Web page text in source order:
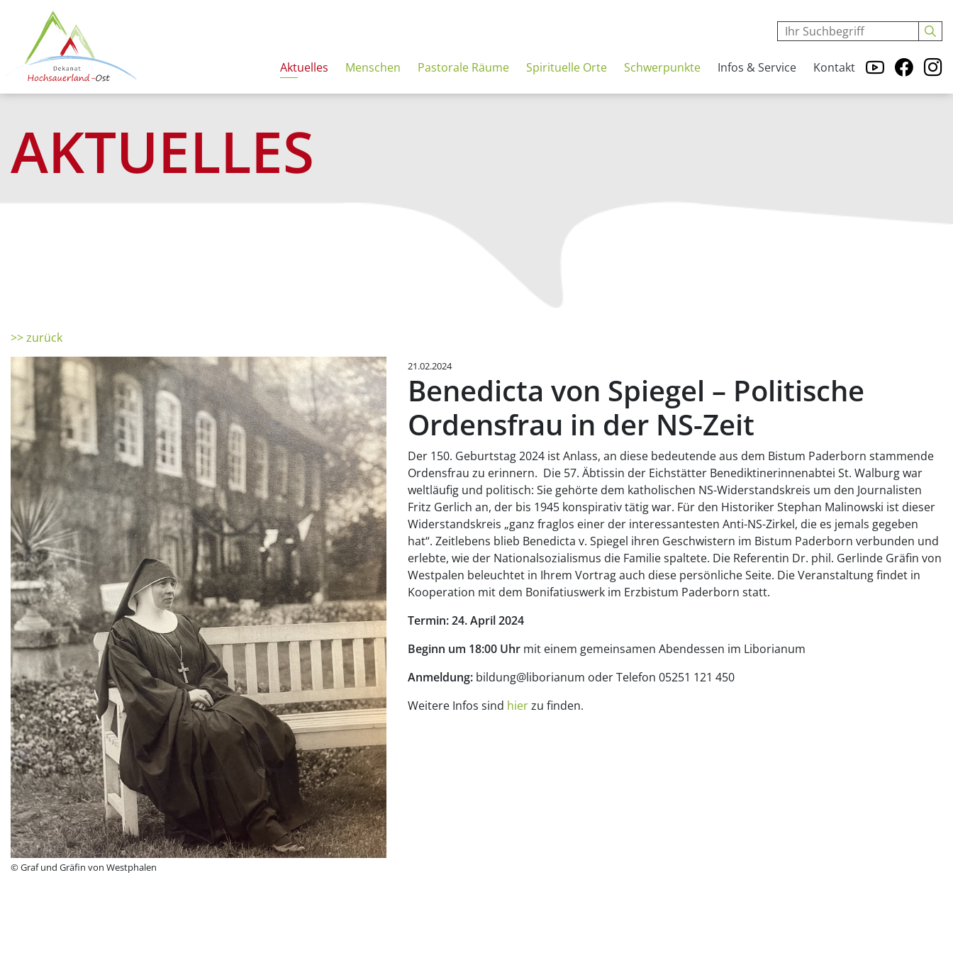
Aktuelles Menschen Pastorale Räume Spirituelle Orte Schwerpunkte Infos & Service Kontakt
AKTUELLES
>> zurück
© Graf und Gräfin von Westphalen
21.02.2024
Benedicta von Spiegel – Politische
Ordensfrau in der NS-Zeit
Der 150. Geburtstag 2024 ist Anlass, an diese bedeutende aus dem Bistum Paderborn stammende
Ordensfrau zu erinnern. Die 57. Äbtissin der Eichstätter Benediktinerinnenabtei St. Walburg war
weltläufig und politisch: Sie gehörte dem katholischen NS-Widerstandskreis um den Journalisten
Fritz Gerlich an, der bis 1945 konspirativ tätig war. Für den Historiker Stephan Malinowski ist dieser
Widerstandskreis „ganz fraglos einer der interessantesten Anti-NS-Zirkel, die es jemals gegeben
hat“. Zeitlebens blieb Benedicta v. Spiegel ihren Geschwistern im Bistum Paderborn verbunden und
erlebte, wie der Nationalsozialismus die Familie spaltete. Die Referentin Dr. phil. Gerlinde Gräfin von
Westpalen beleuchtet in Ihrem Vortrag auch diese persönliche Seite. Die Veranstaltung findet in
Kooperation mit dem Bonifatiuswerk im Erzbistum Paderborn statt.
Termin: 24. April 2024
Beginn um 18:00 Uhr mit einem gemeinsamen Abendessen im Liborianum
Anmeldung: bildung@liborianum oder Telefon 05251 121 450
Weitere Infos sind hierzu finden.